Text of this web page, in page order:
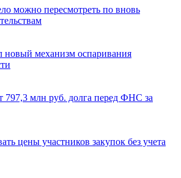
можно пересмотреть по вновь
новый механизм оспаривания
797,3 млн руб. долга перед ФНС за
цены участников закупок без учета